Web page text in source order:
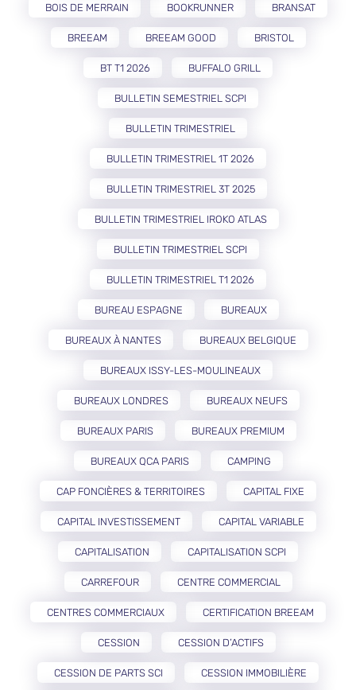
BOIS DE MERRAIN BOOKRUNNER BRANSAT
BREEAM BREEAM GOOD BRISTOL
BT T1 2026 BUFFALO GRILL
BULLETIN SEMESTRIEL SCPI
BULLETIN TRIMESTRIEL
BULLETIN TRIMESTRIEL 1T 2026
BULLETIN TRIMESTRIEL 3T 2025
BULLETIN TRIMESTRIEL IROKO ATLAS
BULLETIN TRIMESTRIEL SCPI
BULLETIN TRIMESTRIEL T1 2026
BUREAU ESPAGNE BUREAUX
BUREAUX À NANTES BUREAUX BELGIQUE
BUREAUX ISSY-LES-MOULINEAUX
BUREAUX LONDRES BUREAUX NEUFS
BUREAUX PARIS BUREAUX PREMIUM
BUREAUX QCA PARIS CAMPING
CAP FONCIÈRES & TERRITOIRES CAPITAL FIXE
CAPITAL INVESTISSEMENT CAPITAL VARIABLE
CAPITALISATION CAPITALISATION SCPI
CARREFOUR CENTRE COMMERCIAL
CENTRES COMMERCIAUX CERTIFICATION BREEAM
CESSION CESSION D’ACTIFS
CESSION DE PARTS SCI CESSION IMMOBILIÈRE